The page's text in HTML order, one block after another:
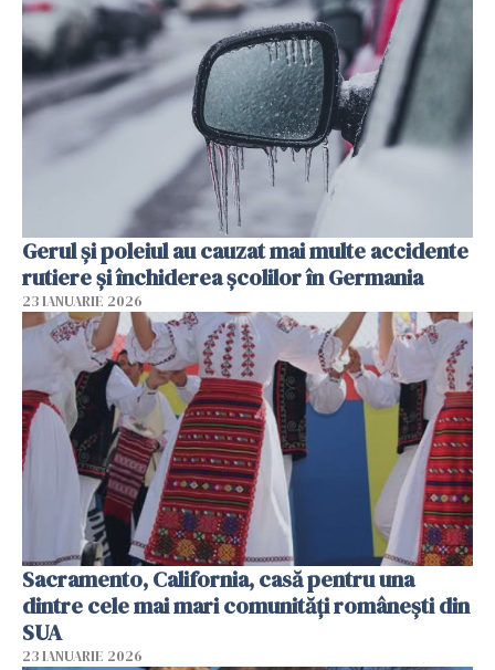
Gerul şi poleiul au cauzat mai multe accidente
rutiere şi închiderea şcolilor în Germania
23 IANUARIE 2026
Sacramento, California, casă pentru una
dintre cele mai mari comunități românești din
SUA
23 IANUARIE 2026